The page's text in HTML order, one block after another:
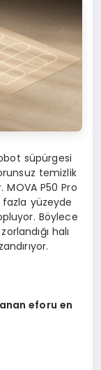
süpürgesi
temizlik
P50 Pro
fazla yüzeyde
Böylece
halı
eforu en